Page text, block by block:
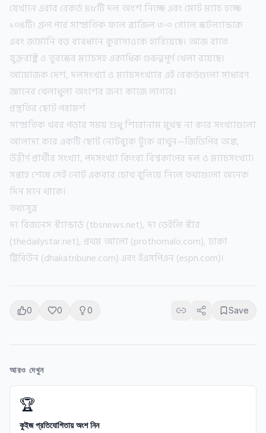
যেখানে এবার রেকর্ড ৪৮টি দল অংশ নিচ্ছে এবং মোট ম্যাচ হচ্ছে
১০৪টি। গ্রুপ পর্বে সাম্প্রতিক ফলে ব্রাজিল ৩-০ গোলে স্কটল্যান্ডকে
এবং জার্মানি বড় ব্যবধানে কুরাসাওকে হারিয়েছে। আজ রাতে
যুক্তরাষ্ট্র ও তুরস্কের ম্যাচসহ একাধিক গুরুত্বপূর্ণ খেলা রয়েছে।
আয়োজক দেশ, দলসংখ্যা ও ম্যাচসংখ্যার এই রেকর্ডগুলো সাধারণ
জ্ঞানের খেলাধুলা অংশের জন্য কাজে লাগবে।
প্রস্তুতির ছোট পরামর্শ
সাম্প্রতিক খবর পড়ার সময় শুধু শিরোনাম মুখস্থ না করে সংখ্যাগুলো
আলাদা করে একটি ছোট নোটবুকে টুকে রাখুন—জিডিপির অঙ্ক,
উত্তীর্ণ প্রার্থীর সংখ্যা, পদসংখ্যা কিংবা বিশ্বকাপের দল ও ম্যাচসংখ্যা।
সপ্তাহ শেষে সেই নোট একবার চোখ বুলিয়ে নিলে তথ্যগুলো অনেক
দিন মনে থাকে।
তথ্যসূত্র
দ্য বিজনেস স্ট্যান্ডার্ড (tbsnews.net), দ্য ডেইলি স্টার
(thedailystar.net), প্রথম আলো (prothomalo.com), ঢাকা
ট্রিবিউন (dhakatribune.com) এবং ইএসপিএন (espn.com)।
0 0 0 Save
আরও দেখুন
🏆
কুইজ প্রতিযোগিতায় অংশ নিন